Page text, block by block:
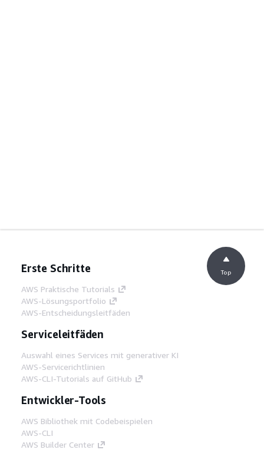
Erste Schritte
AWS Praktische Tutorials
AWS-Lösungsportfolio
AWS-Entscheidungsleitfäden
Serviceleitfäden
Auswahl eines Services mit generativer KI
AWS-Servicerichtlinien
AWS-CLI-Tutorials auf GitHub
Entwickler-Tools
AWS Bibliothek mit Codebeispielen
AWS-CLI
AWS Builder Center
Top